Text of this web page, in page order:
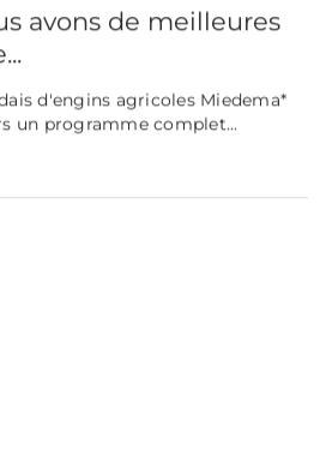
étant les principales
l'automatisati...